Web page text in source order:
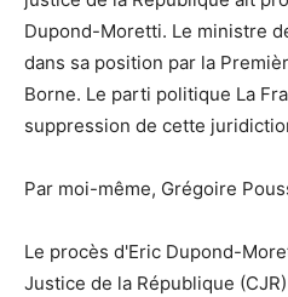
Dupond-Moretti. Le ministre
dans sa position par la
Borne. Le parti politique La
suppression de cette
Par moi-même, Grégoire
Le procès d'Eric Dupond-
Justice de la République